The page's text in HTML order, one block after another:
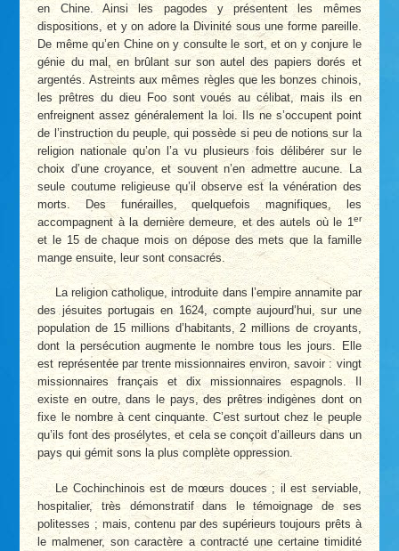
en Chine. Ainsi les pagodes y présentent les mêmes
dispositions, et y on adore la Divinité sous une forme pareille.
De même qu’en Chine on y consulte le sort, et on y conjure le
génie du mal, en brûlant sur son autel des papiers dorés et
argentés. Astreints aux mêmes règles que les bonzes chinois,
les prêtres du dieu Foo sont voués au célibat, mais ils en
enfreignent assez généralement la loi. Ils ne s’occupent point
de l’instruction du peuple, qui possède si peu de notions sur la
religion nationale qu’on l’a vu plusieurs fois délibérer sur le
choix d’une croyance, et souvent n’en admettre aucune. La
seule coutume religieuse qu’il observe est la vénération des
morts. Des funérailles, quelquefois magnifiques, les
accompagnent à la dernière demeure, et des autels où le 1 er
et le 15 de chaque mois on dépose des mets que la famille
mange ensuite, leur sont consacrés.
La religion catholique, introduite dans l’empire annamite par
des jésuites portugais en 1624, compte aujourd’hui, sur une
population de 15 millions d’habitants, 2 millions de croyants,
dont la persécution augmente le nombre tous les jours. Elle
est représentée par trente missionnaires environ, savoir : vingt
missionnaires français et dix missionnaires espagnols. Il
existe en outre, dans le pays, des prêtres indigènes dont on
fixe le nombre à cent cinquante. C’est surtout chez le peuple
qu’ils font des prosélytes, et cela se conçoit d’ailleurs dans un
pays qui gémit sons la plus complète oppression.
Le Cochinchinois est de mœurs douces ; il est serviable,
hospitalier, très démonstratif dans le témoignage de ses
politesses ; mais, contenu par des supérieurs toujours prêts à
le malmener, son caractère a contracté une certaine timidité